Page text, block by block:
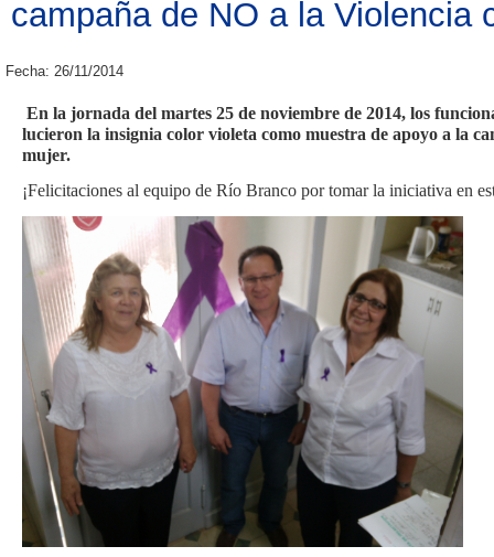
campaña de NO a la Violencia
Fecha: 26/11/2014
En la jornada del martes 25 de noviembre de 2014, los
lucieron la insignia color violeta como muestra de apoyo a la
mujer.
¡Felicitaciones al equipo de Río Branco por tomar la iniciativa en